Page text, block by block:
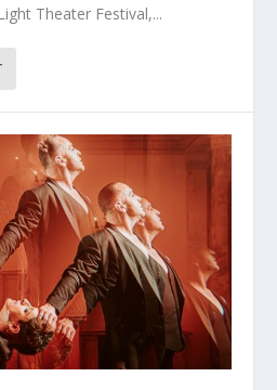
Theater Festival,...